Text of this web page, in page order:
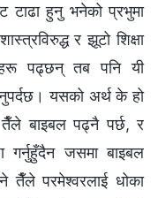
टाढा हुनु भनेको प्रभुमा
र झूटो शिक्षा
पढ्छन् तब पनि यी
यसको अर्थ के हो
बाइबल पढ्नै पर्छ, र
जसमा बाइबल
परमेश्‍वरलाई धोका